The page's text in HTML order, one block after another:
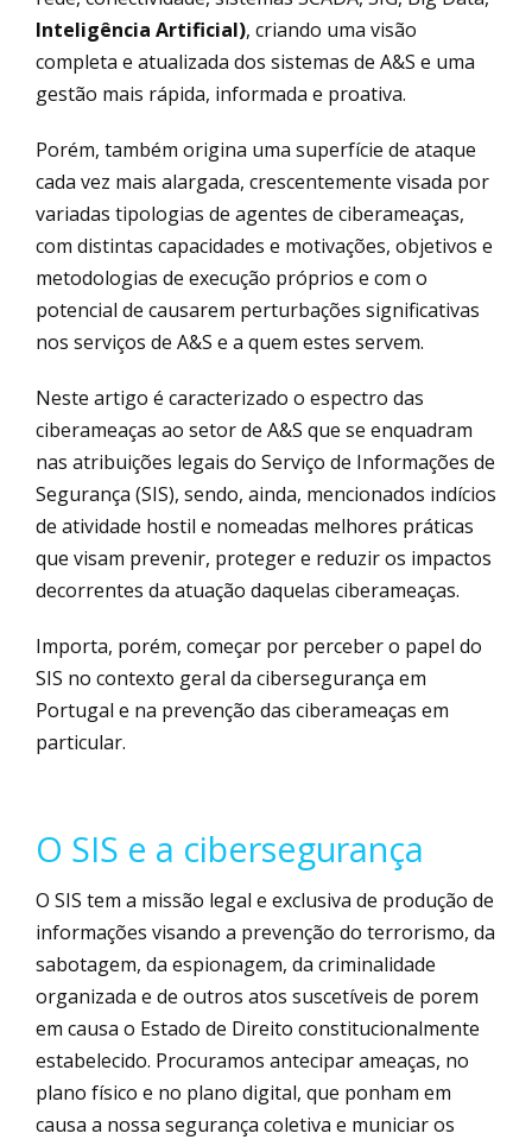
Inteligência Artificial), criando uma visão
completa e atualizada dos sistemas de A&S e uma
gestão mais rápida, informada e proativa.
Porém, também origina uma superfície de ataque
cada vez mais alargada, crescentemente visada por
variadas tipologias de agentes de ciberameaças,
com distintas capacidades e motivações, objetivos e
metodologias de execução próprios e com o
potencial de causarem perturbações significativas
nos serviços de A&S e a quem estes servem.
Neste artigo é caracterizado o espectro das
ciberameaças ao setor de A&S que se enquadram
nas atribuições legais do Serviço de Informações de
Segurança (SIS), sendo, ainda, mencionados indícios
de atividade hostil e nomeadas melhores práticas
que visam prevenir, proteger e reduzir os impactos
decorrentes da atuação daquelas ciberameaças.
Importa, porém, começar por perceber o papel do
SIS no contexto geral da cibersegurança em
Portugal e na prevenção das ciberameaças em
particular.
O SIS e a cibersegurança
O SIS tem a missão legal e exclusiva de produção de
informações visando a prevenção do terrorismo, da
sabotagem, da espionagem, da criminalidade
organizada e de outros atos suscetíveis de porem
em causa o Estado de Direito constitucionalmente
estabelecido. Procuramos antecipar ameaças, no
plano físico e no plano digital, que ponham em
causa a nossa segurança coletiva e municiar os